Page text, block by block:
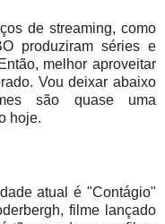
de streaming, como
produziram séries e
melhor aproveitar
Vou deixar abaixo
são quase uma
hoje.
atual é "Contágio"
filme lançado